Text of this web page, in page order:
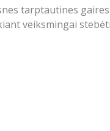
tarptautines
veiksmingai